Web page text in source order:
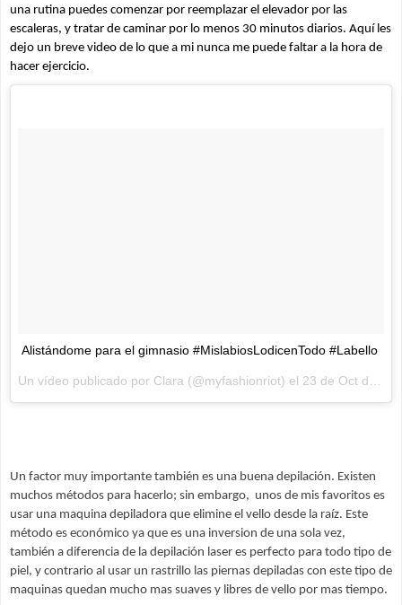
una rutina puedes comenzar por reemplazar el elevador por las
escaleras, y tratar de caminar por lo menos 30 minutos diarios. Aquí les
dejo un breve video de lo que a mi nunca me puede faltar a la hora de
hacer ejercicio.
Alistándome para el gimnasio #MislabiosLodicenTodo #Labello
Un vídeo publicado por Clara (@myfashionriot) el 23 de Oct de 2015 a la(s) 10:39 PDT
Un factor muy importante también es una buena depilación. Existen
muchos métodos para hacerlo; sin embargo,  unos de mis favoritos es
usar una maquina depiladora que elimine el vello desde la raíz. Este
método es económico ya que es una inversion de una sola vez,
también a diferencia de la depilación laser es perfecto para todo tipo de
piel, y contrario al usar un rastrillo las piernas depiladas con este tipo de
maquinas quedan mucho mas suaves y libres de vello por mas tiempo.